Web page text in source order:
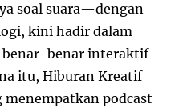
soal suara—dengan
kini hadir dalam
benar-benar interaktif
itu, Hiburan Kreatif
menempatkan podcast